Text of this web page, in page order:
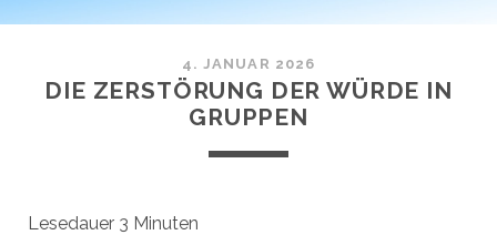
4. JANUAR 2026
DIE ZERSTÖRUNG DER WÜRDE IN
GRUPPEN
Lesedauer 3 Minuten